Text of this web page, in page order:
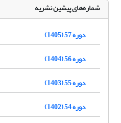
شماره‌های پیشین نشریه
دوره 57 (1405)
دوره 56 (1404)
دوره 55 (1403)
دوره 54 (1402)